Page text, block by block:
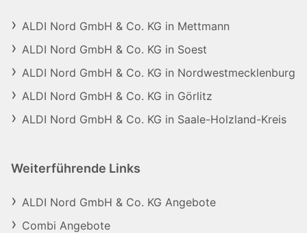
ALDI Nord GmbH & Co. KG in Mettmann
ALDI Nord GmbH & Co. KG in Soest
ALDI Nord GmbH & Co. KG in Nordwestmecklenburg
ALDI Nord GmbH & Co. KG in Görlitz
ALDI Nord GmbH & Co. KG in Saale-Holzland-Kreis
Weiterführende Links
ALDI Nord GmbH & Co. KG Angebote
Combi Angebote